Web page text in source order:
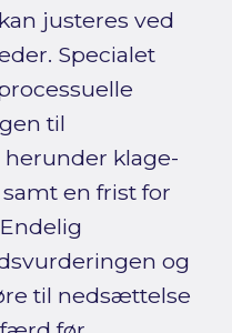
justeres ved
Specialet
til
klage-
en frist for
og
til nedsættelse